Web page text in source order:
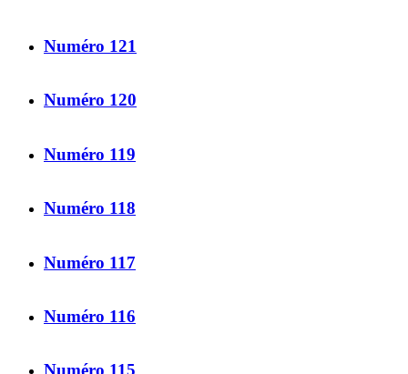
Numéro 121
Numéro 120
Numéro 119
Numéro 118
Numéro 117
Numéro 116